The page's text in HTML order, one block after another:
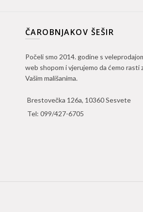
ČAROBNJAKOV ŠEŠIR
Počeli smo 2014. godine s
web shopom i vjerujemo da ćemo rasti
Vašim mališanima.
Brestovečka 126a, 10360 Sesvete
Tel: 099/427-6705